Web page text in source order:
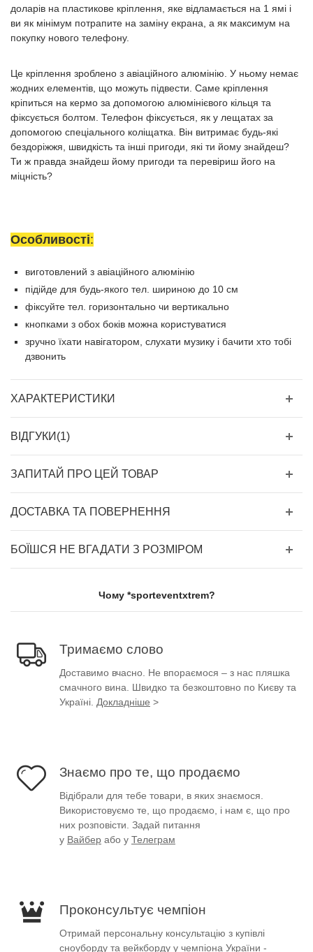
доларів на пластикове кріплення, яке відламається на 1 ямі і
ви як мінімум потрапите на заміну екрана, а як максимум на
покупку нового телефону.
Це кріплення зроблено з авіаційного алюмінію. У ньому немає
жодних елементів, що можуть підвести. Саме кріплення
кріпиться на кермо за допомогою алюмінієвого кільця та
фіксується болтом. Телефон фіксується, як у лещатах за
допомогою спеціального коліщатка. Він витримає будь-які
бездоріжжя, швидкість та інші пригоди, які ти йому знайдеш?
Ти ж правда знайдеш йому пригоди та перевіриш його на
міцність?
Особливості:
виготовлений з авіаційного алюмінію
підійде для будь-якого тел. шириною до 10 см
фіксуйте тел. горизонтально чи вертикально
кнопками з обох боків можна користуватися
зручно їхати навігатором, слухати музику і бачити хто тобі
дзвонить
ХАРАКТЕРИСТИКИ
ВІДГУКИ(1)
ЗАПИТАЙ ПРО ЦЕЙ ТОВАР
ДОСТАВКА ТА ПОВЕРНЕННЯ
БОЇШСЯ НЕ ВГАДАТИ З РОЗМІРОМ
Чому *sporteventxtrem?
Тримаємо слово
Доставимо вчасно. Не впораємося – з нас пляшка
смачного вина. Швидко та безкоштовно по Києву та
Україні. Докладніше >
Знаємо про те, що продаємо
Відібрали для тебе товари, в яких знаємося.
Використовуємо те, що продаємо, і нам є, що про
них розповісти. Задай питання
у Вайбер або у Телеграм
Проконсультує чемпіон
Отримай персональну консультацію з купівлі
сноуборду та вейкборду у чемпіона України -